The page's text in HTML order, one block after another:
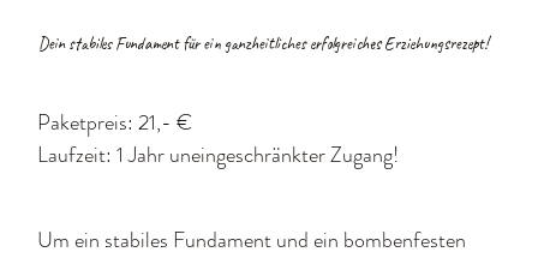
Dein stabiles Fundament für ein ganzheitliches erfolgreiches Erziehungsrezept!
Paketpreis: 21,- €
Laufzeit: 1 Jahr uneingeschränkter Zugang!
Um ein stabiles Fundament und ein bombenfesten